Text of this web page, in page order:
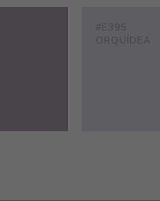
#E395
ORQUÍDEA